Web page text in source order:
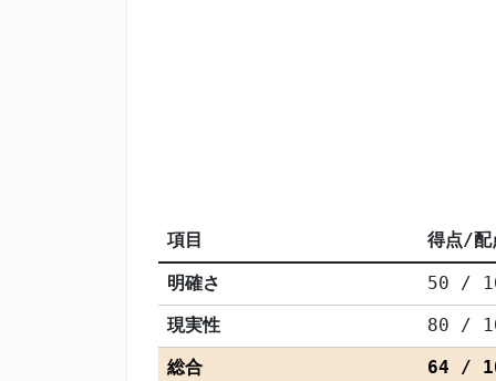
項目 得点/配
明確さ
50 /
現実性
80 /
総合
64 /